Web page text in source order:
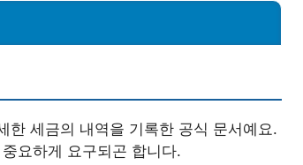
한 세금의 내역을 기록한 공식 문서예요.
요하게 요구되곤 합니다.